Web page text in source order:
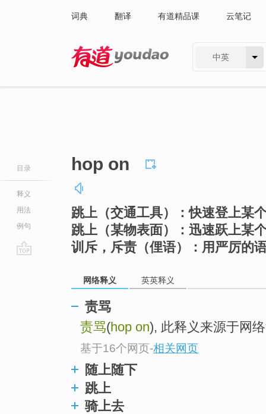
词典 翻译 有道精品课 云笔记
中英
目录
释义
用法
例句
hop on
跳上（交通工具）：快速登上某
跳上（某物表面）：迅速跃上某
训斥，斥责（俚语）：用严厉的
网络释义 英英释义
责骂
责骂(hop on), 此释义来源于网
基于16个网页-相关网页
随上随下
跳上
骑上去